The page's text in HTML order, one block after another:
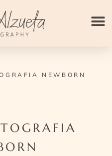
NEWBORN